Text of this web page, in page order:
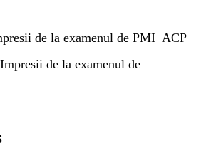
de la examenul de PMI_ACP
Impresii de la examenul de